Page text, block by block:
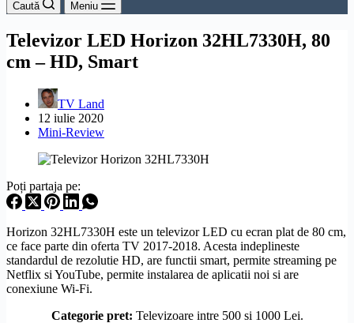
Caută Meniu
Televizor LED Horizon 32HL7330H, 80
cm – HD, Smart
TV Land
12 iulie 2020
Mini-Review
Poți partaja pe:
Horizon 32HL7330H este un televizor LED cu ecran plat de 80 cm,
ce face parte din oferta TV 2017-2018. Acesta indeplineste
standardul de rezolutie HD, are functii smart, permite streaming pe
Netflix si YouTube, permite instalarea de aplicatii noi si are
conexiune Wi-Fi.
Categorie pret: Televizoare intre 500 si 1000 Lei.